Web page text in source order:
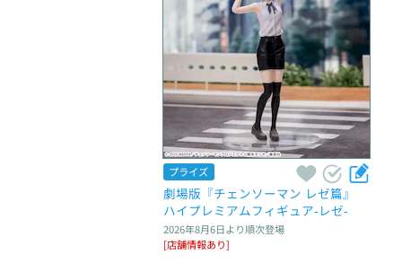
プライズ
劇場版『チェンソーマン レゼ篇』
ハイプレミアムフィギュア‐レゼ‐
2026年8月6日より順次登場
[店舗情報あり]